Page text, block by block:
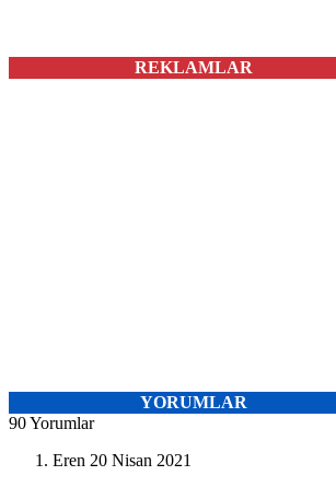
REKLAMLAR
YORUMLAR
90 Yorumlar
Eren 20 Nisan 2021